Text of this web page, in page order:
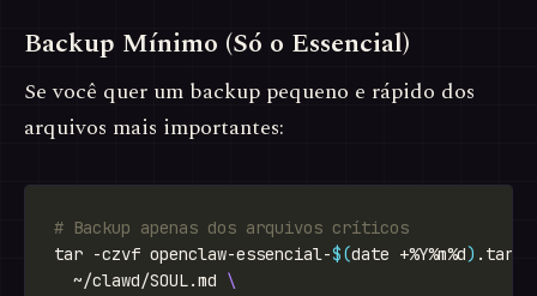
Backup Mínimo (Só o Essencial)
Se você quer um backup pequeno e rápido dos
arquivos mais importantes:
# Backup apenas dos arquivos críticos
tar -czvf openclaw-essencial-$(date +%Y%m%d)
  ~/clawd/SOUL.md